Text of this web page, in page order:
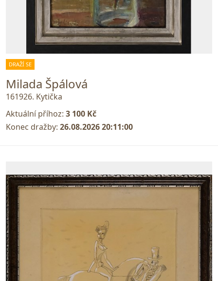
DRAŽÍ SE
Milada Špálová
161926. Kytička
Aktuální příhoz: 3 100 Kč
Konec dražby: 26.08.2026 20:11:00